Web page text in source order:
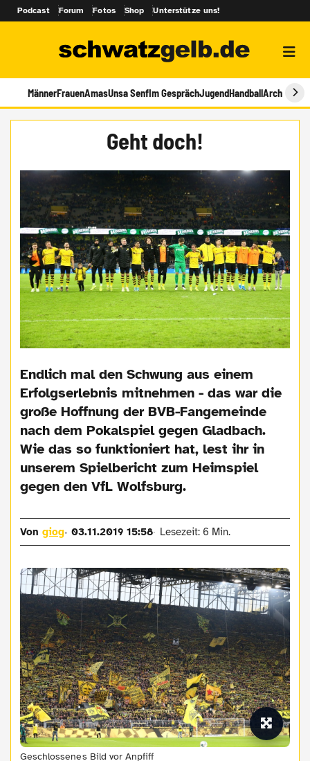
Podcast Forum Fotos Shop Unterstütze uns!
MännerFrauenAmasUnsa SenfIm GesprächJugendHandballArchiv
Geht doch!
Endlich mal den Schwung aus einem
Erfolgserlebnis mitnehmen - das war die
große Hoffnung der BVB-Fangemeinde
nach dem Pokalspiel gegen Gladbach.
Wie das so funktioniert hat, lest ihr in
unserem Spielbericht zum Heimspiel
gegen den VfL Wolfsburg.
Vongiog 03.11.2019 15:58 Lesezeit: 6 Min.
Geschlossenes Bild vor Anpfiff